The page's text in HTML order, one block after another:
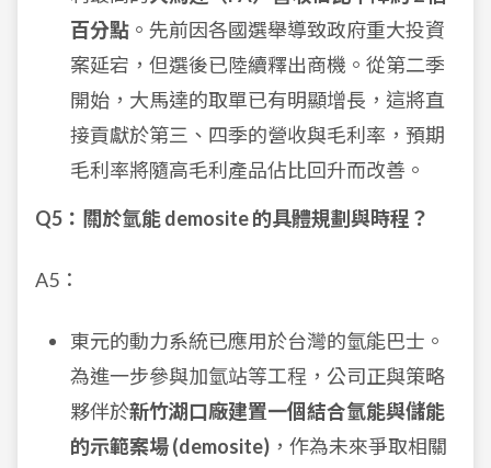
百分點 。先前因各國選舉導致政府重大投資
案延宕，但選後已陸續釋出商機。從第二季
開始，大馬達的取單已有明顯增長，這將直
接貢獻於第三、四季的營收與毛利率，預期
毛利率將隨高毛利產品佔比回升而改善。
Q5：關於氫能 demosite 的具體規劃與時程？
A5：
東元的動力系統已應用於台灣的氫能巴士。
為進一步參與加氫站等工程，公司正與策略
夥伴於新竹湖口廠建置一個結合氫能與儲能
的示範案場 (demosite) ，作為未來爭取相關